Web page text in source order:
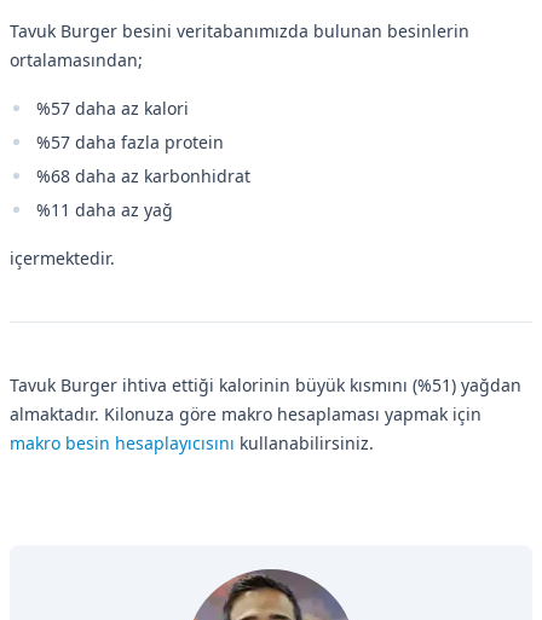
Tavuk Burger besini veritabanımızda bulunan besinlerin
ortalamasından;
%57 daha az kalori
%57 daha fazla protein
%68 daha az karbonhidrat
%11 daha az yağ
içermektedir.
Tavuk Burger ihtiva ettiği kalorinin büyük kısmını (%51) yağdan
almaktadır. Kilonuza göre makro hesaplaması yapmak için
makro besin hesaplayıcısını kullanabilirsiniz.